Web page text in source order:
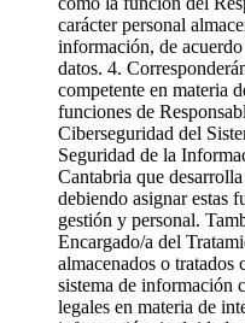
carácter personal
información, de
datos. 4.
competente en materia
funciones de
Ciberseguridad del
Seguridad de la
Cantabria que
debiendo asignar estas
gestión y personal.
Encargado/a del
almacenados o
sistema de información
legales en materia de